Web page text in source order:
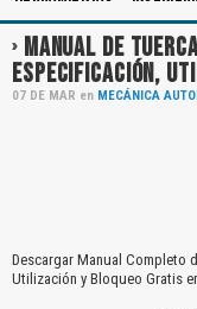
MANUAL DE
ESPECIFICACIÓN,
07 DE MAR en MECÁNICA
Descargar Manual Completo
Utilización y Bloqueo Gratis